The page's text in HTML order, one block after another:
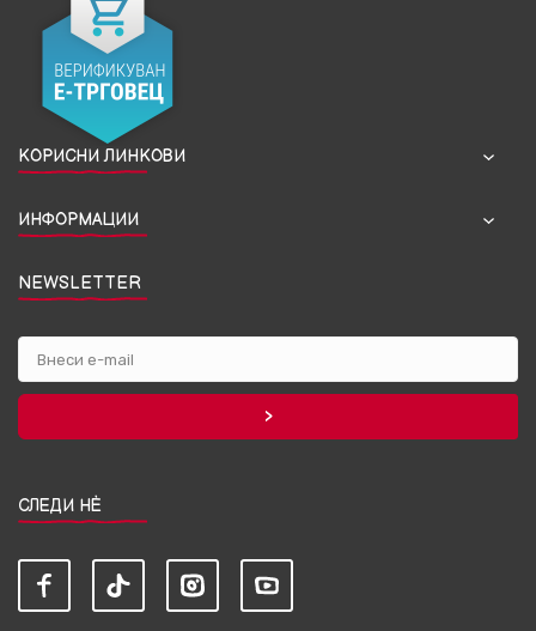
КОРИСНИ ЛИНКОВИ
ИНФОРМАЦИИ
NEWSLETTER
СЛЕДИ НЀ